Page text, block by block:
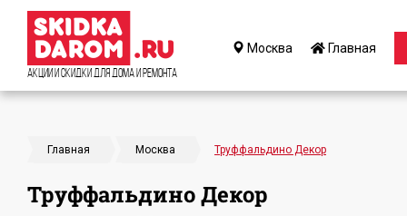
Акции и Скидки для дома и ремонта
Москва Главная
Главная Москва Труффальдино Декор
Труффальдино Декор